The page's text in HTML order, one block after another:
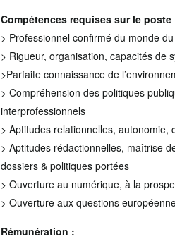
Compétences requises sur le poste
> Professionnel confirmé du monde
> Rigueur, organisation, capacités de
>Parfaite connaissance de
> Compréhension des politiques
interprofessionnels
> Aptitudes relationnelles, autonomie,
> Aptitudes rédactionnelles, maîtrise
dossiers & politiques portées
> Ouverture au numérique, à la
> Ouverture aux questions
Rémunération :